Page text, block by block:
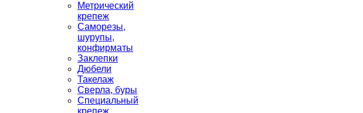
Метрический
крепеж
Саморезы,
шурупы,
конфирматы
Заклепки
Дюбели
Такелаж
Сверла, буры
Специальный